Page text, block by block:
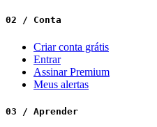
02 / Conta
Criar conta grátis
Entrar
Assinar Premium
Meus alertas
03 / Aprender